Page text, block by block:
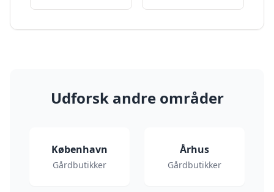
Udforsk andre områder
København
Gårdbutikker
Århus
Gårdbutikker